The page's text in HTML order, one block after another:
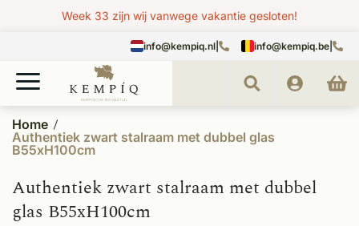
Week 33 zijn wij vanwege vakantie gesloten!
info@kempiq.nl info@kempiq.be
Home
Authentiek zwart stalraam met dubbel glas
B55xH100cm
Authentiek zwart stalraam met dubbel
glas B55xH100cm